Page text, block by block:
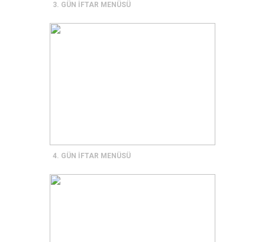
3. GÜN İFTAR MENÜSÜ
4. GÜN İFTAR MENÜSÜ